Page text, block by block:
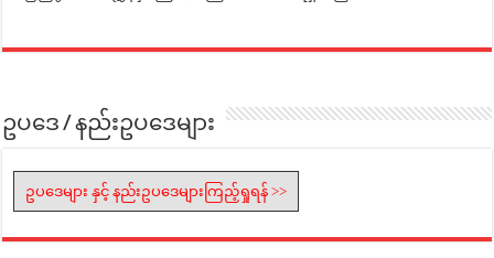
ဥပဒေ / နည်းဥပဒေများ
ဥပဒေများ နှင့် နည်းဥပဒေများကြည့်ရှုရန် >>